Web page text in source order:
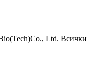
Ltd. Всички